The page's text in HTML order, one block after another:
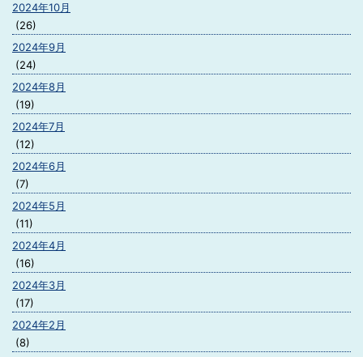
2024年10月
(26)
2024年9月
(24)
2024年8月
(19)
2024年7月
(12)
2024年6月
(7)
2024年5月
(11)
2024年4月
(16)
2024年3月
(17)
2024年2月
(8)